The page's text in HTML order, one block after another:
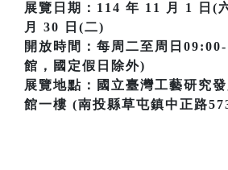
展覽日期：114 年 11 月 1 日(
月 30 日(二)
開放時間：每周二至周日
館，國定假日除外)
展覽地點：國立臺灣工藝研究
館一樓 (南投縣草屯鎮中正路